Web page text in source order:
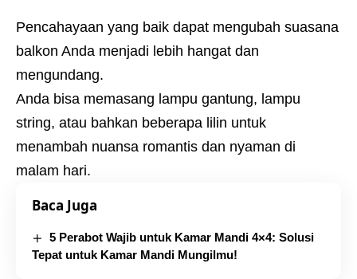
Pencahayaan yang baik dapat mengubah suasana
balkon Anda menjadi lebih hangat dan
mengundang.
Anda bisa memasang lampu gantung, lampu
string, atau bahkan beberapa lilin untuk
menambah nuansa romantis dan nyaman di
malam hari.
Baca Juga
5 Perabot Wajib untuk Kamar Mandi 4×4: Solusi
Tepat untuk Kamar Mandi Mungilmu!